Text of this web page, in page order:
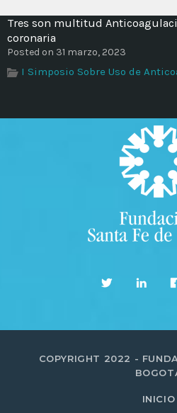
Tres son multitud
coronaria
Posted on 31 marzo, 2023
I Simposio Sobre Uso de
COPYRIGHT 2022 -
INICIO